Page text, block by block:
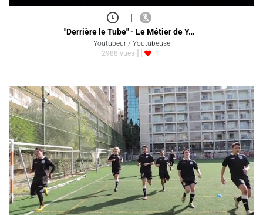
|
"Derrière le Tube" - Le Métier de Y…
Youtubeur / Youtubeuse
2988 vues
1